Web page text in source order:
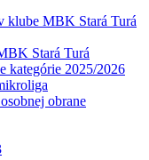
klube MBK Stará Turá
Stará Turá
kategórie 2025/2026
obrane